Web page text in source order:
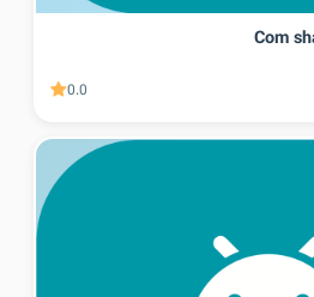
Com
0.0